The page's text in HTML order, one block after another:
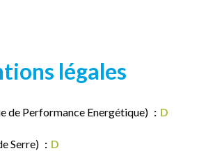
légales
de Performance Energétique) D
Serre) D